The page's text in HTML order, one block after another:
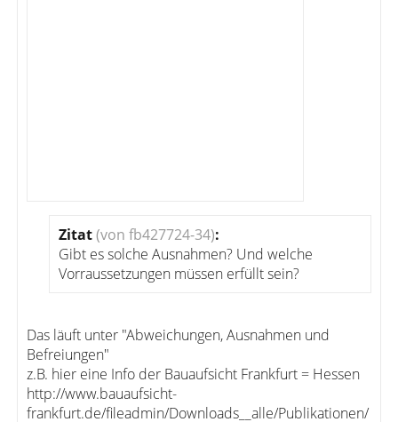
Zitat(von fb427724-34):
Gibt es solche Ausnahmen? Und welche
Vorraussetzungen müssen erfüllt sein?
Das läuft unter "Abweichungen, Ausnahmen und
Befreiungen"
z.B. hier eine Info der Bauaufsicht Frankfurt = Hessen
http://www.bauaufsicht-
frankfurt.de/fileadmin/Downloads__alle/Publikationen/